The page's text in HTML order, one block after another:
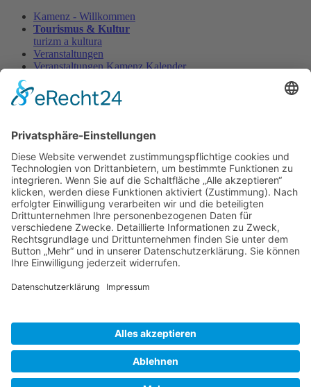
Kamenz - Willkommen
Tourismus & Kultur
turizm a kultura
Veranstaltungen
Veranstaltungen Kamenz Kalender
Kamenz can Dance -
(T)RAUMWELTEN - New
Vision
15.11.2025, 19:30
Kamenz Can Dance präsentiert: „(T)raumwelten – New Vision“
Zurück
»facebook.com/kamenz.news »facebook.com/rathaus.kamenz
»facebook.com/Kamenz.Tourismus
»instagramm.com/kamenz_tourismus
»Kontakt
»Elektronische Kommunikation
»Datenschutz